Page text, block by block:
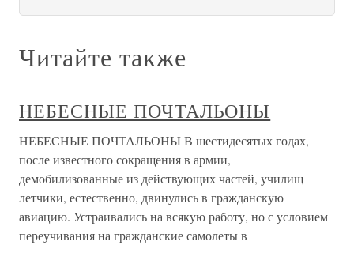
Читайте также
НЕБЕСНЫЕ ПОЧТАЛЬОНЫ
НЕБЕСНЫЕ ПОЧТАЛЬОНЫ В шестидесятых годах,
после известного сокращения в армии,
демобилизованные из действующих частей, училищ
летчики, естественно, двинулись в гражданскую
авиацию. Устраивались на всякую работу, но с условием
переучивания на гражданские самолеты в